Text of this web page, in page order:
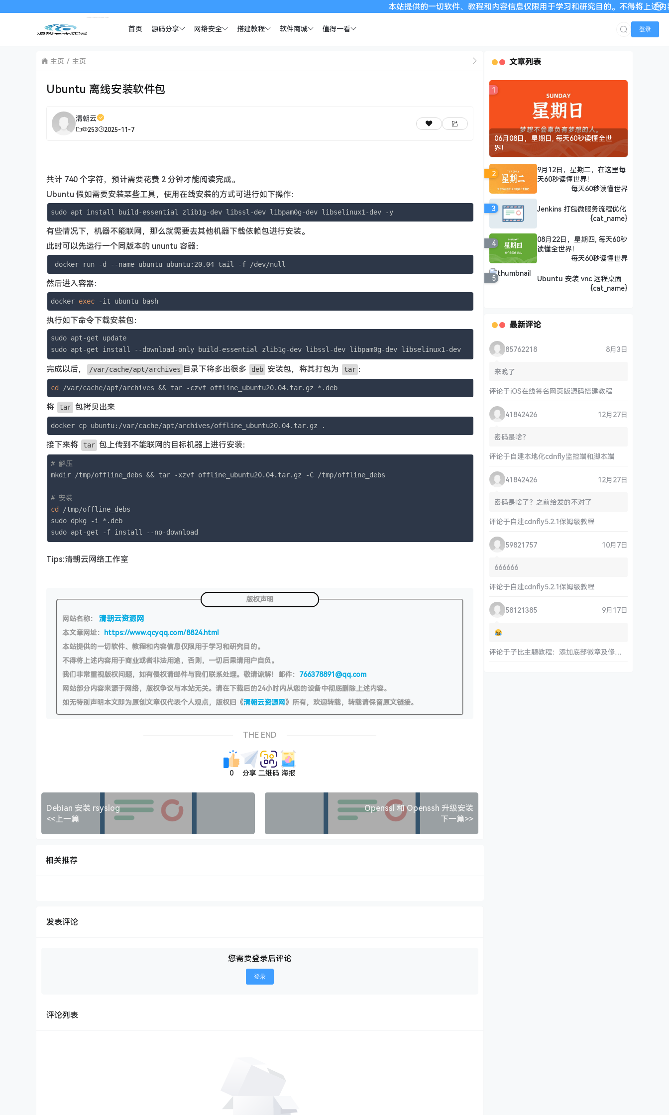
本站提供的一切软件、教程和内容信息仅限用于学习和研究目的。不得将上述内容
首页 源码分享 网络安全 搭建教程 软件商城 值得一看 登录
主页 主页
Ubuntu 离线安装软件包
清朝云
253 2025-11-7
共计 740 个字符，预计需要花费 2 分钟才能阅读完成。
Ubuntu 假如需要安装某些工具，使用在线安装的方式可进行如下操作：
sudo apt install build-essential zlib1g-dev libssl-dev libpam0g-dev libselinux1-dev -y
有些情况下，机器不能联网，那么就需要去其他机器下载依赖包进行安装。
此时可以先运行一个同版本的 ununtu 容器：
docker run -d --name ubuntu ubuntu:20.04 tail -f /dev/null
然后进入容器：
docker exec -it ubuntu bash
执行如下命令下载安装包：
sudo apt-get update
sudo apt-get install --download-only build-essential zlib1g-dev libssl-dev libpam0g-dev libselinux1-dev
完成以后， /var/cache/apt/archives 目录下将多出很多 deb 安装包，将其打包为 tar ：
cd /var/cache/apt/archives && tar -czvf offline_ubuntu20.04.tar.gz *.deb
将 tar 包拷贝出来
docker cp ubuntu:/var/cache/apt/archives/offline_ubuntu20.04.tar.gz .
接下来将 tar 包上传到不能联网的目标机器上进行安装：
# 解压
mkdir /tmp/offline_debs && tar -xzvf offline_ubuntu20.04.tar.gz -C /tmp/offline_debs
# 安装
cd
/tmp/offline_debs
sudo dpkg -i *.deb
sudo apt-get -f install --no-download
Tips:清朝云网络工作室
版权声明
网站名称： 清朝云资源网
本文章网址： https://www.qcyqq.com/8824.html
本站提供的一切软件、教程和内容信息仅限用于学习和研究目的。
不得将上述内容用于商业或者非法用途，否则，一切后果请用户自负。
我们非常重视版权问题，如有侵权请邮件与我们联系处理。敬请谅解！邮件： 766378891@qq.com
网站部分内容来源于网络，版权争议与本站无关。请在下载后的24小时内从您的设备中彻底删除上述内容。
如无特别声明本文即为原创文章仅代表个人观点，版权归《清朝云资源网》所有，欢迎转载，转载请保留原文链接。
THE END
0 分享 二维码 海报
Debian 安装 rsyslog
<<上一篇
Openssl 和 Openssh 升级安装
下一篇>>
相关推荐
发表评论
您需要登录后评论
登录
评论列表
文章列表
1
06月08日，星期日, 每天60秒读懂全世
界！
2
9月12日，星期二，在这里每
天60秒读懂世界！
每天60秒读懂世界
3
Jenkins 打包微服务流程优化
{cat_name}
4
08月22日，星期四, 每天60秒
读懂全世界！
每天60秒读懂世界
5
Ubuntu 安装 vnc 远程桌面
{cat_name}
最新评论
85762218 8月3日
来晚了
评论于iOS在线签名网页版源码搭建教程
41842426 12月27日
密码是啥？
评论于自建本地化cdnfly监控端和脚本端
41842426 12月27日
密码是啥了？之前给发的不对了
评论于自建cdnfly5.2.1保姆级教程
59821757 10月7日
666666
评论于自建cdnfly5.2.1保姆级教程
58121385 9月17日
评论于子比主题教程：添加底部徽章及修改链接和运行时间